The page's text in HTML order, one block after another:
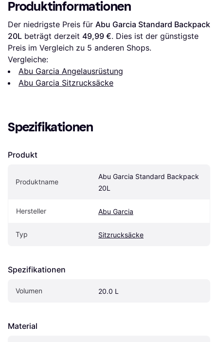
Produktinformationen
Der niedrigste Preis für Abu Garcia Standard Backpack
20L beträgt derzeit 49,99 €. Dies ist der günstigste
Preis im Vergleich zu 5 anderen Shops.
Vergleiche:
Abu Garcia Angelausrüstung
Abu Garcia Sitzrucksäcke
Spezifikationen
Produkt
Produktname
Abu Garcia Standard Backpack
20L
Hersteller Abu Garcia
Typ Sitzrucksäcke
Spezifikationen
Volumen 20.0 L
Material